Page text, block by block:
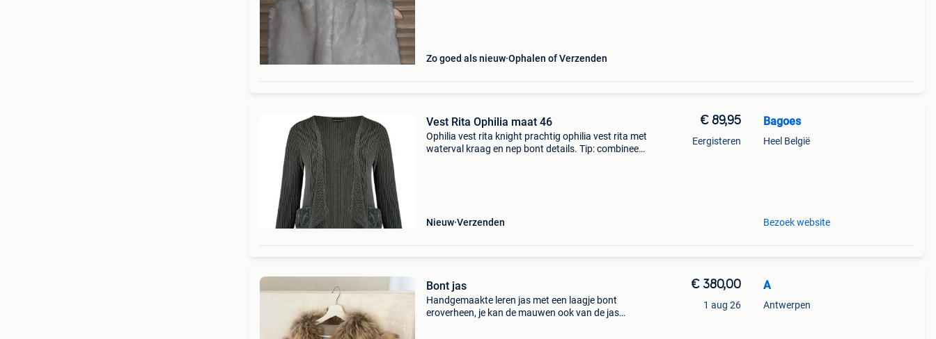
Zo goed als nieuw Ophalen of Verzenden
Vest Rita Ophilia maat 46
Ophilia vest rita knight prachtig ophilia vest rita met
waterval kraag en nep bont details. Tip: combineer
Nieuw Verzenden
€ 89,95
Eergisteren
Bagoes
Heel België
Bezoek website
Bont jas
Handgemaakte leren jas met een laagje bont
eroverheen, je kan de mauwen ook van de jas
€ 380,00
1 aug 26
A
Antwerpen